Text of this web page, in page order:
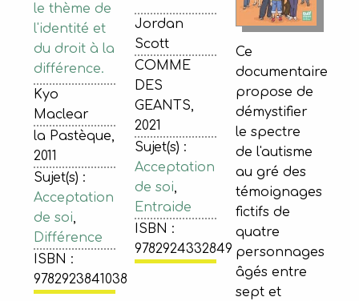
le thème de
l'identité et
du droit à la
différence.
Kyo
Maclear
la Pastèque,
2011
Sujet(s) :
Acceptation
de soi,
Différence
ISBN :
9782923841038
Jordan
Scott
COMME
DES
GEANTS,
2021
Sujet(s) :
Acceptation
de soi,
Entraide
ISBN :
9782924332849
Ce
documentaire
propose de
démystifier
le spectre
de l'autisme
au gré des
témoignages
fictifs de
quatre
personnages
âgés entre
sept et